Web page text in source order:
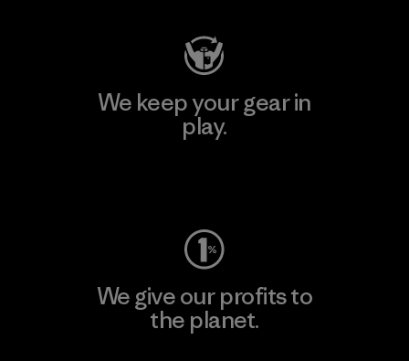
We keep your gear in
play.
We give our profits to
the planet.